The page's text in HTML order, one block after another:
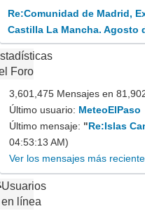
Re:Comunidad de Madrid,
Castilla La Mancha. Agosto
Foro
3,601,475 Mensajes en
Último usuario: MeteoElPaso
Último mensaje: "Re:Islas
04:53:13 AM)
Ver los mensajes más
Usuarios
en línea